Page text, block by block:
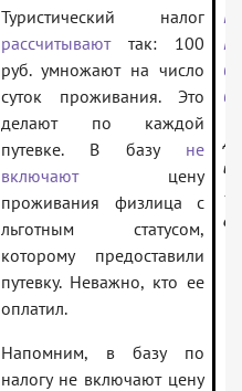
Туристический налог
рассчитываюттак: 100
руб. умножают на число
суток проживания. Это
делают по каждой
путевке. В базу не
включаютцену
проживания физлица с
льготным статусом,
которому предоставили
путевку. Неважно, кто ее
оплатил.
Напомним, в базу по
налогу не включают цену
—